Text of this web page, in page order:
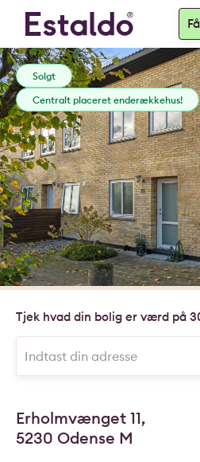
Solgt
Centralt placeret enderækkehus!
Tjek hvad din bolig er værd på
Erholmvænget 11,
5230 Odense M